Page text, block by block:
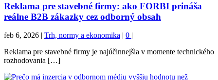
Reklama pre stavebné firmy: ako FORBI prináša
reálne B2B zákazky cez odborný obsah
feb 6, 2026 | Trh, normy a ekonomika | 0 |
Reklama pre stavebné firmy je najúčinnejšia v momente technického
rozhodovania […]